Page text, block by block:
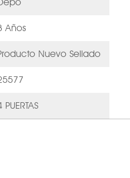
Años
Nuevo Sellado
PUERTAS